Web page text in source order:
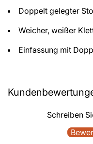
Doppelt gelegter
Weicher, weißer
Einfassung mit
Schreiben